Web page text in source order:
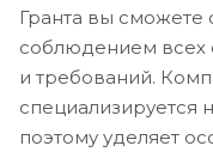
Гранта вы сможете
соблюдением всех
и требований.
специализируется
поэтому уделяет